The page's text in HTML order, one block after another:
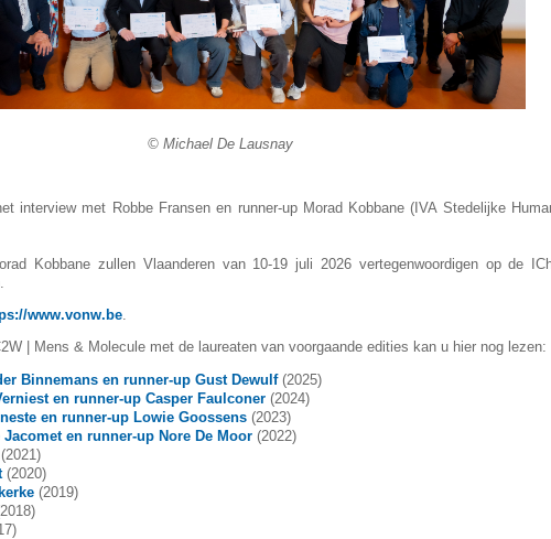
© Michael De Lausnay
interview met Robbe Fransen en runner-up Morad Kobbane (IVA Stedelijke
Kobbane zullen Vlaanderen van 10-19 juli 2026 vertegenwoordigen op de
www.vonw.be
| Mens & Molecule met de laureaten van voorgaande edities kan u hier nog lezen:
Binnemans en runner-up Gust Dewulf(2025)
en runner-up Casper Faulconer (2024)
en runner-up Lowie Goossens (2023)
Jacomet en runner-up Nore De Moor (2022)
(2021)
(2020)
(2019)